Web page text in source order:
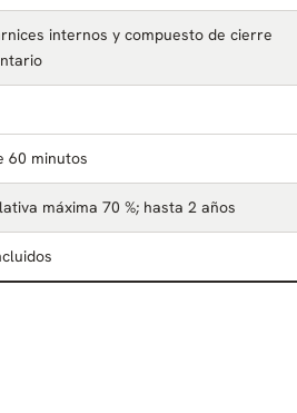
internos y compuesto de cierre
60 minutos
máxima 70 %; hasta 2 años